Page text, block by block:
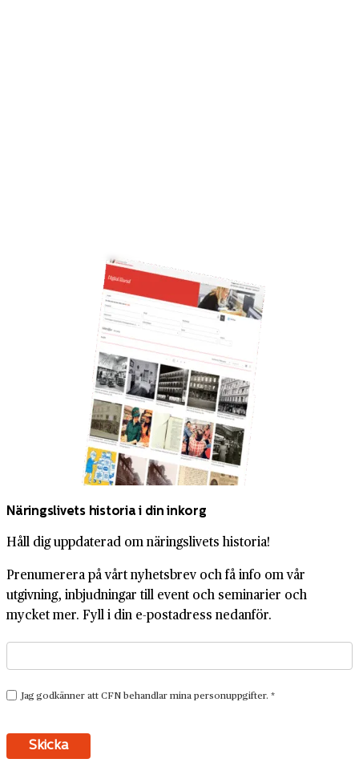
Näringslivets historia i din inkorg
Håll dig uppdaterad om näringslivets historia!
Prenumerera på vårt nyhetsbrev och få info om vår
utgivning, inbjudningar till event och seminarier och
mycket mer. Fyll i din e-postadress nedanför.